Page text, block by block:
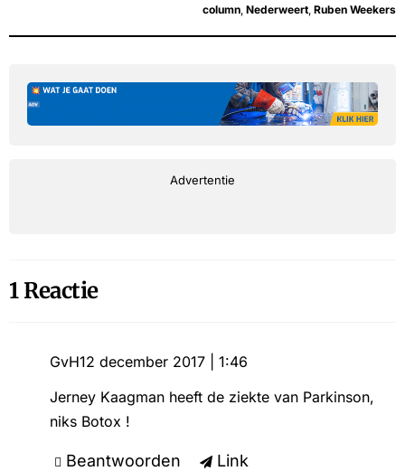
column Nederweert Ruben Weekers
Advertentie
1 Reactie
GvH12 december 2017 | 1:46
Jerney Kaagman heeft de ziekte van Parkinson,
niks Botox !
Beantwoorden Link